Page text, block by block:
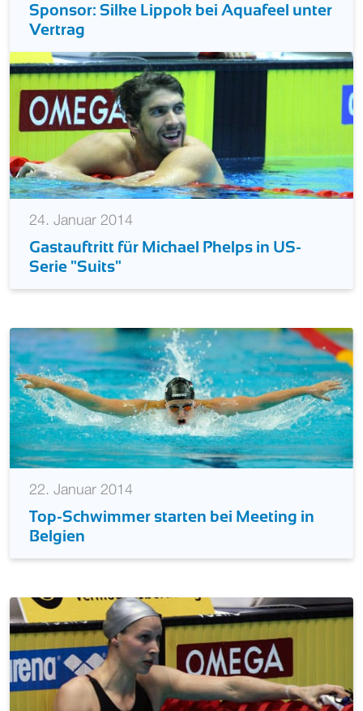
Sponsor: Silke Lippok bei Aquafeel unter
Vertrag
24. Januar 2014
Gastauftritt für Michael Phelps in US-
Serie "Suits"
22. Januar 2014
Top-Schwimmer starten bei Meeting in
Belgien